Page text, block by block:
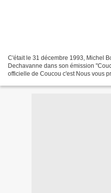
C'était le 31 décembre 1993, Michel
Dechavanne dans son émission
officielle de Coucou c'est Nous vous